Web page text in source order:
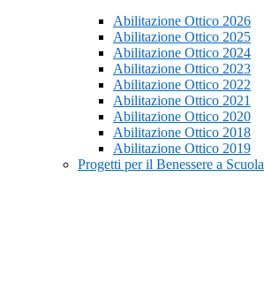
Abilitazione Ottico 2026
Abilitazione Ottico 2025
Abilitazione Ottico 2024
Abilitazione Ottico 2023
Abilitazione Ottico 2022
Abilitazione Ottico 2021
Abilitazione Ottico 2020
Abilitazione Ottico 2018
Abilitazione Ottico 2019
Progetti per il Benessere a Scuola